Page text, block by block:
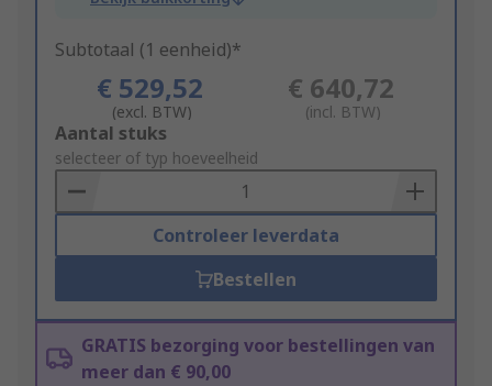
Subtotaal (1 eenheid)*
€ 529,52
(excl. BTW)
€ 640,72
(incl. BTW)
Add
to
Basket
Aantal stuks
selecteer of typ hoeveelheid
Controleer leverdata
Bestellen
GRATIS bezorging voor bestellingen van
meer dan € 90,00